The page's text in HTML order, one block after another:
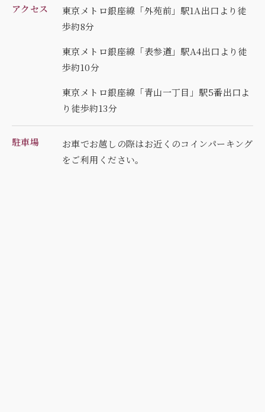
アクセス
東京メトロ銀座線「外苑前」駅1A出口より徒
歩約8分
東京メトロ銀座線「表参道」駅A4出口より徒
歩約10分
東京メトロ銀座線「青山一丁目」駅5番出口よ
り徒歩約13分
駐車場
お車でお越しの際はお近くのコインパーキング
をご利用ください。